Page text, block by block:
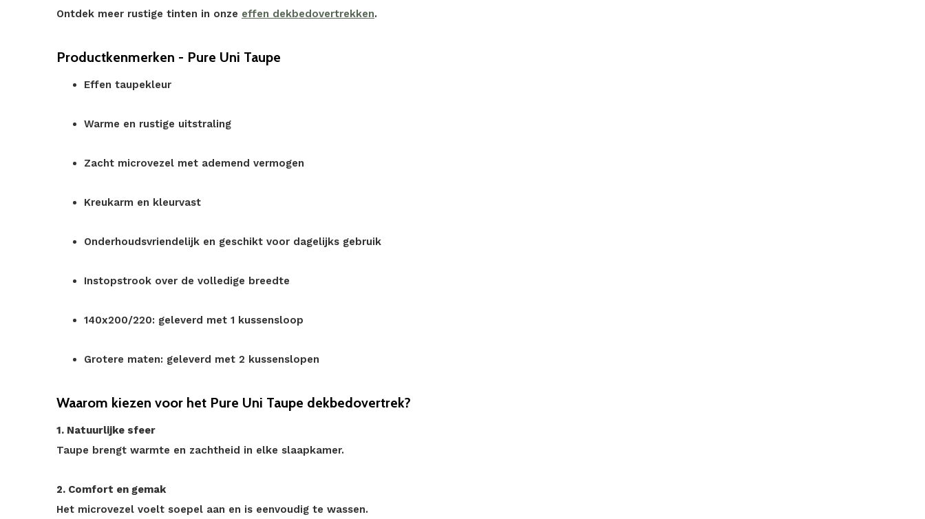
Ontdek meer rustige tinten in onze effen dekbedovertrekken.
Productkenmerken - Pure Uni Taupe
Effen taupekleur
Warme en rustige uitstraling
Zacht microvezel met ademend vermogen
Kreukarm en kleurvast
Onderhoudsvriendelijk en geschikt voor dagelijks gebruik
Instopstrook over de volledige breedte
140x200/220: geleverd met 1 kussensloop
Grotere maten: geleverd met 2 kussenslopen
Waarom kiezen voor het Pure Uni Taupe dekbedovertrek?
1. Natuurlijke sfeer
Taupe brengt warmte en zachtheid in elke slaapkamer.
2. Comfort en gemak
Het microvezel voelt soepel aan en is eenvoudig te wassen.